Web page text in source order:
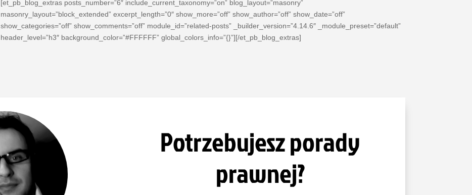
[et_pb_blog_extras posts_number=”6″ include_current_taxonomy=”on” blog_layout=”masonry”
masonry_layout=”block_extended” excerpt_length=”0″ show_more=”off” show_author=”off” show_date=”off”
show_categories=”off” show_comments=”off” module_id=”related-posts” _builder_version=”4.14.6″ _module_preset=”default”
header_level=”h3″ background_color=”#FFFFFF” global_colors_info=”{}”][/et_pb_blog_extras]
Potrzebujesz porady
prawnej?